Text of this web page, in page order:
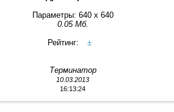
Параметры: 640 x 640
0.05 Мб.
Рейтинг:
±
Терминатор
10.03.2013
16:13:24